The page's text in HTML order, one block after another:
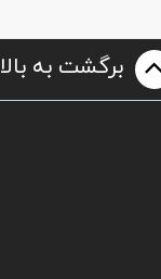
برگشت به بالا